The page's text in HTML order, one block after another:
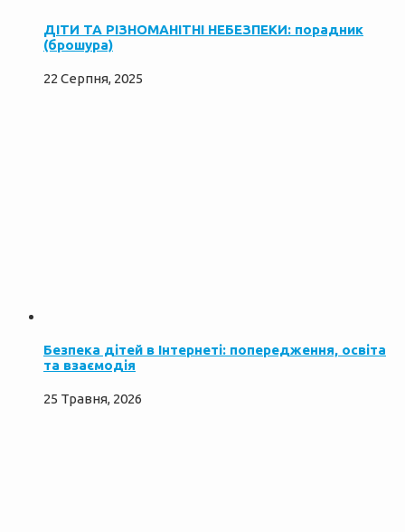
ДІТИ ТА РІЗНОМАНІТНІ НЕБЕЗПЕКИ: порадник
(брошура)
22 Серпня, 2025
Безпека дітей в Інтернеті: попередження, освіта
та взаємодія
25 Травня, 2026